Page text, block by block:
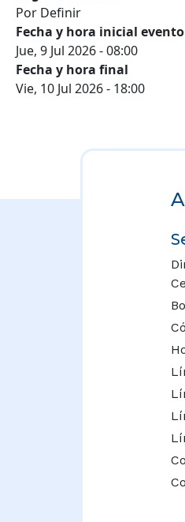
Por Definir
Fecha y hora inicial evento
Jue, 9 Jul 2026 - 08:00
Fecha y hora final
Vie, 10 Jul 2026 - 18:00